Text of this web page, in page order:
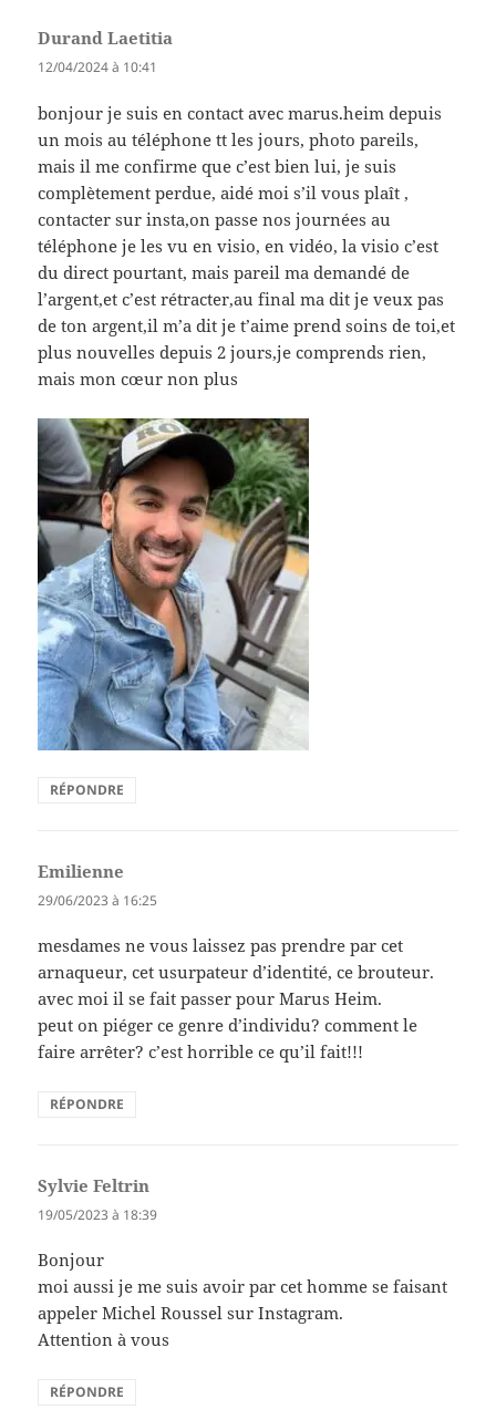
Durand Laetitia
12/04/2024 à 10:41
bonjour je suis en contact avec marus.heim depuis
un mois au téléphone tt les jours, photo pareils,
mais il me confirme que c’est bien lui, je suis
complètement perdue, aidé moi s’il vous plaît ,
contacter sur insta,on passe nos journées au
téléphone je les vu en visio, en vidéo, la visio c’est
du direct pourtant, mais pareil ma demandé de
l’argent,et c’est rétracter,au final ma dit je veux pas
de ton argent,il m’a dit je t’aime prend soins de toi,et
plus nouvelles depuis 2 jours,je comprends rien,
mais mon cœur non plus
RÉPONDRE
Emilienne
29/06/2023 à 16:25
mesdames ne vous laissez pas prendre par cet
arnaqueur, cet usurpateur d’identité, ce brouteur.
avec moi il se fait passer pour Marus Heim.
peut on piéger ce genre d’individu? comment le
faire arrêter? c’est horrible ce qu’il fait!!!
RÉPONDRE
Sylvie Feltrin
19/05/2023 à 18:39
Bonjour
moi aussi je me suis avoir par cet homme se faisant
appeler Michel Roussel sur Instagram.
Attention à vous
RÉPONDRE